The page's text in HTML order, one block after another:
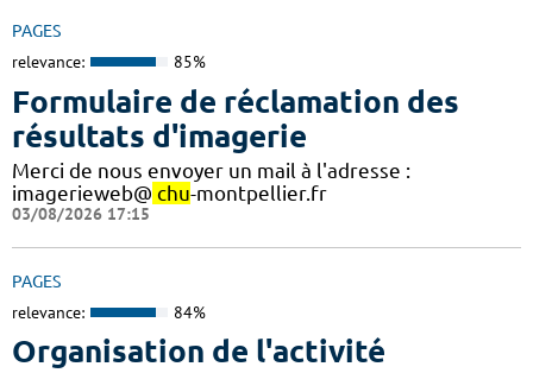
PAGES
relevance: 85%
Formulaire de réclamation des
résultats d'imagerie
Merci de nous envoyer un mail à l'adresse :
imagerieweb@ chu-montpellier.fr
03/08/2026 17:15
PAGES
relevance: 84%
Organisation de l'activité